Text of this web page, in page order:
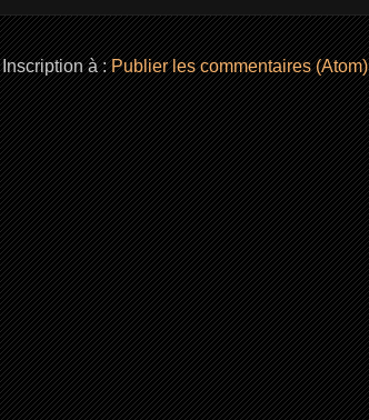
Inscription à :Publier les commentaires (Atom)